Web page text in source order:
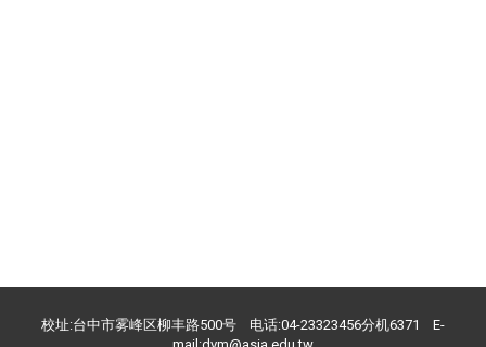
校址:台中市雾峰区柳丰路500号 电话:04-23323456分机6371 E-